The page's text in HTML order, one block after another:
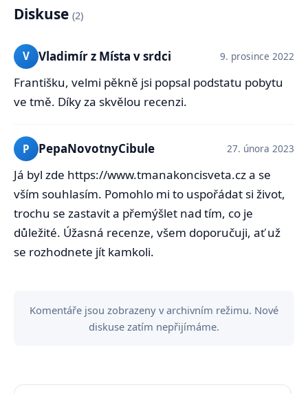
Diskuse (2)
V Vladimír z Místa v srdci 9. prosince 2022
Františku, velmi pěkně jsi popsal podstatu pobytu
ve tmě. Díky za skvělou recenzi.
P PepaNovotnyCibule 27. února 2023
Já byl zde https://www.tmanakoncisveta.cz a se
vším souhlasím. Pomohlo mi to uspořádat si život,
trochu se zastavit a přemýšlet nad tím, co je
důležité. Úžasná recenze, všem doporučuji, ať už
se rozhodnete jít kamkoli.
Komentáře jsou zobrazeny v archivním režimu. Nové
diskuse zatím nepřijímáme.